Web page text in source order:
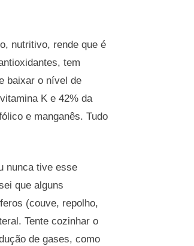
nutritivo, rende que é
tem
baixar o nível de
K e 42% da
e manganês. Tudo
nunca tive esse
que alguns
(couve, repolho,
Tente cozinhar o
de gases, como